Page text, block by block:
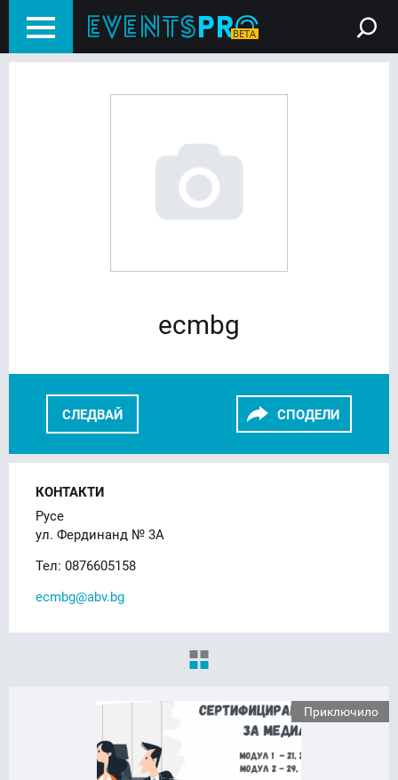
ecmbg
СЛЕДВАЙ СПОДЕЛИ
КОНТАКТИ
Русе
ул. Фердинанд № 3А
Тел: 0876605158
ecmbg@abv.bg
Приключило